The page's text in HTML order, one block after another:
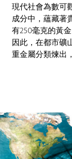
現代社會為數可
成分中，蘊藏著
有250毫克的黃金
因此，在都市礦
重金屬分類煉出